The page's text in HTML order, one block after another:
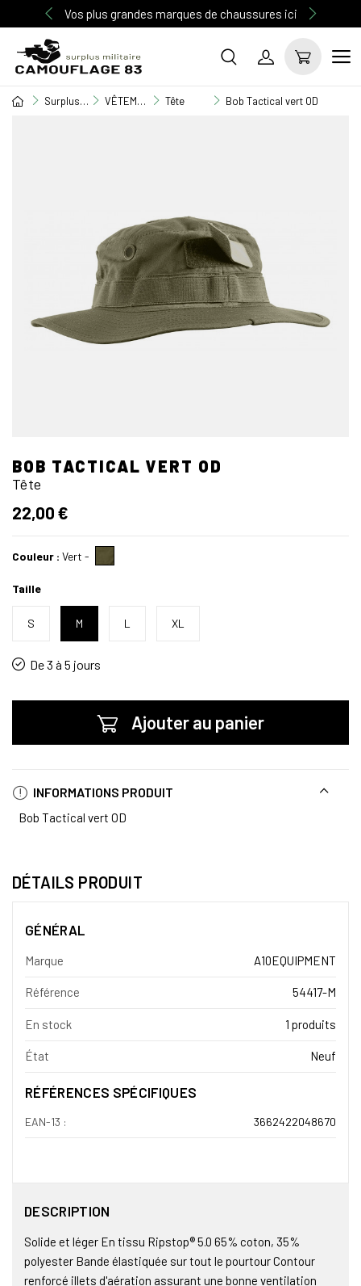
Vos plus grandes marques de chaussures ici
Surplus Militaire VÊTEMENT MILITAIRE Tête Bob Tactical vert OD
BOB TACTICAL VERT OD
Tête
22,00 €
Couleur : Vert -
Taille
S M L XL
De 3 à 5 jours
Ajouter au panier
INFORMATIONS PRODUIT
Bob Tactical vert OD
DÉTAILS PRODUIT
GÉNÉRAL
Marque A10EQUIPMENT
Référence 54417-M
En stock 1 produits
État Neuf
RÉFÉRENCES SPÉCIFIQUES
EAN-13 : 3662422048670
DESCRIPTION
Solide et léger En tissu Ripstop® 5.0 65% coton, 35%
polyester Bande élastiquée sur tout le pourtour Contour
renforcé illets d'aération assurant une bonne ventilation